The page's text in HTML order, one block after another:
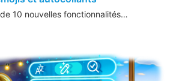
10 nouvelles fonctionnalités…